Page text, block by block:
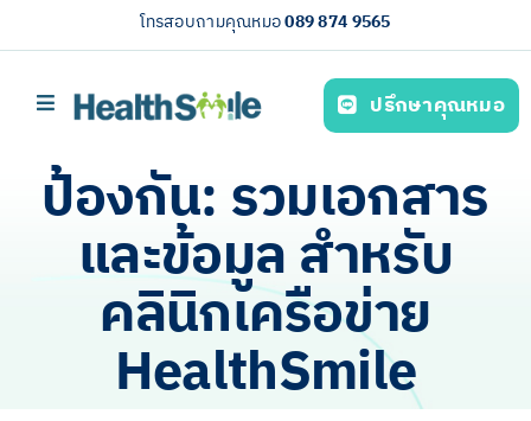
to
โทรสอบถามคุณหมอ089 874 9565
Toggle
บริการของเรา (Our services)
ความรู้สุขภาพ
เกี่ยวกับเรา
ปรึกษาคุณหมอ
ป้องกัน: รวมเอกสาร
และข้อมูล สำหรับ
คลินิกเครือข่าย
HealthSmile